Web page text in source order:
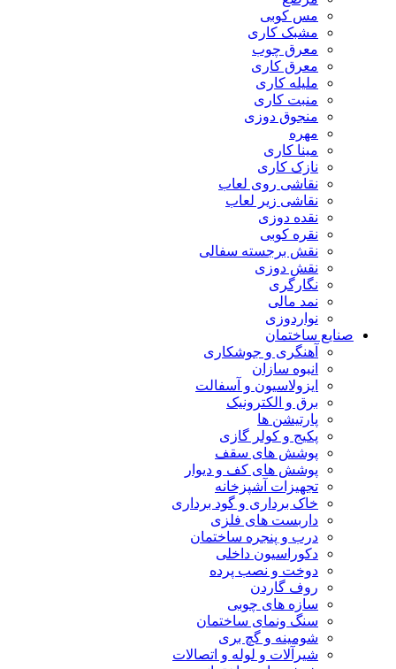
مس کوبی
مشبک کاری
معرق چوب
معرق کاری
مليله کاری
منبت کاری
منجوق دوزی
مهره
مینا کاری
نازک کاری
نقاشی روی لعاب
نقاشی زیر لعاب
نقده دوزی
نقره کوبی
نقش برجسته سفالی
نقش دوزی
نگارگری
نمد مالی
نواردوزی
صنایع ساختمان
آهنگری و جوشکاری
انبوه سازان
ایزولاسیون و آسفالت
برق و الکترونیک
پارتیشن ها
پکیج و کولر گازی
پوشش های سقف
پوشش های کف و دیوار
تجهیزات آشپزخانه
خاک برداری و گود برداری
داربست های فلزی
درب و پنجره ساختمان
دکوراسیون داخلی
دوخت و نصب پرده
روف گاردن
سازه های چوبی
سنگ ونمای ساختمان
شومینه و گچ بری
شیرآلات و لوله و اتصالات